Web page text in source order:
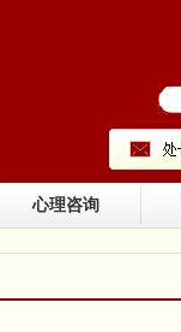
心理咨询